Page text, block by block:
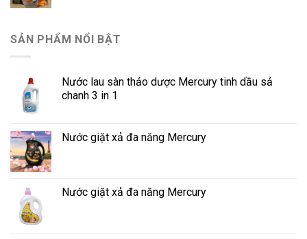
SẢN PHẨM NỔI BẬT
Nước lau sàn thảo dược Mercury tinh dầu sả
chanh 3 in 1
Nước giặt xả đa năng Mercury
Nước giặt xả đa năng Mercury